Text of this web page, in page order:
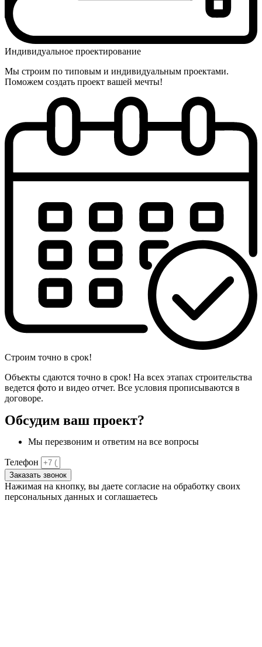
Индивидуальное проектирование
Мы строим по типовым и индивидуальным проектами.
Поможем создать проект вашей мечты!
Строим точно в срок!
Объекты сдаются точно в срок! На всех этапах строительства
ведется фото и видео отчет. Все условия прописываются в
договоре.
Обсудим ваш проект?
Мы перезвоним и ответим на все вопросы
Телефон
Заказать звонок
Нажимая на кнопку, вы даете согласие на обработку своих
персональных данных и соглашаетесь